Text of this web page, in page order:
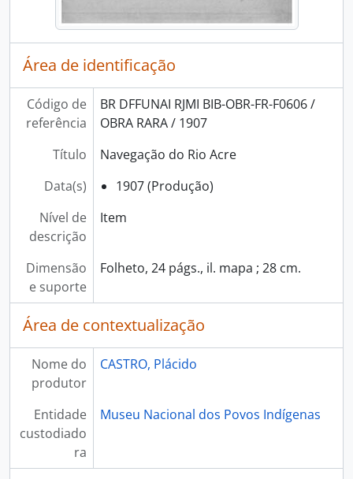
Área de identificação
Código de
referência
BR DFFUNAI RJMI BIB-OBR-FR-F0606 /
OBRA RARA / 1907
Título
Navegação do Rio Acre
Data(s)
1907 (Produção)
Nível de
descrição
Item
Dimensão
e suporte
Folheto, 24 págs., il. mapa ; 28 cm.
Área de contextualização
Nome do
produtor
CASTRO, Plácido
Entidade
custodiado
ra
Museu Nacional dos Povos Indígenas